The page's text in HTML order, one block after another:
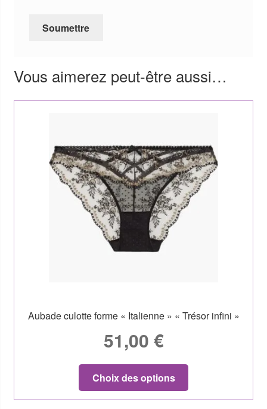
Vous aimerez peut-être aussi…
Aubade culotte forme « Italienne » « Trésor infini »
51,00 €
Choix des options